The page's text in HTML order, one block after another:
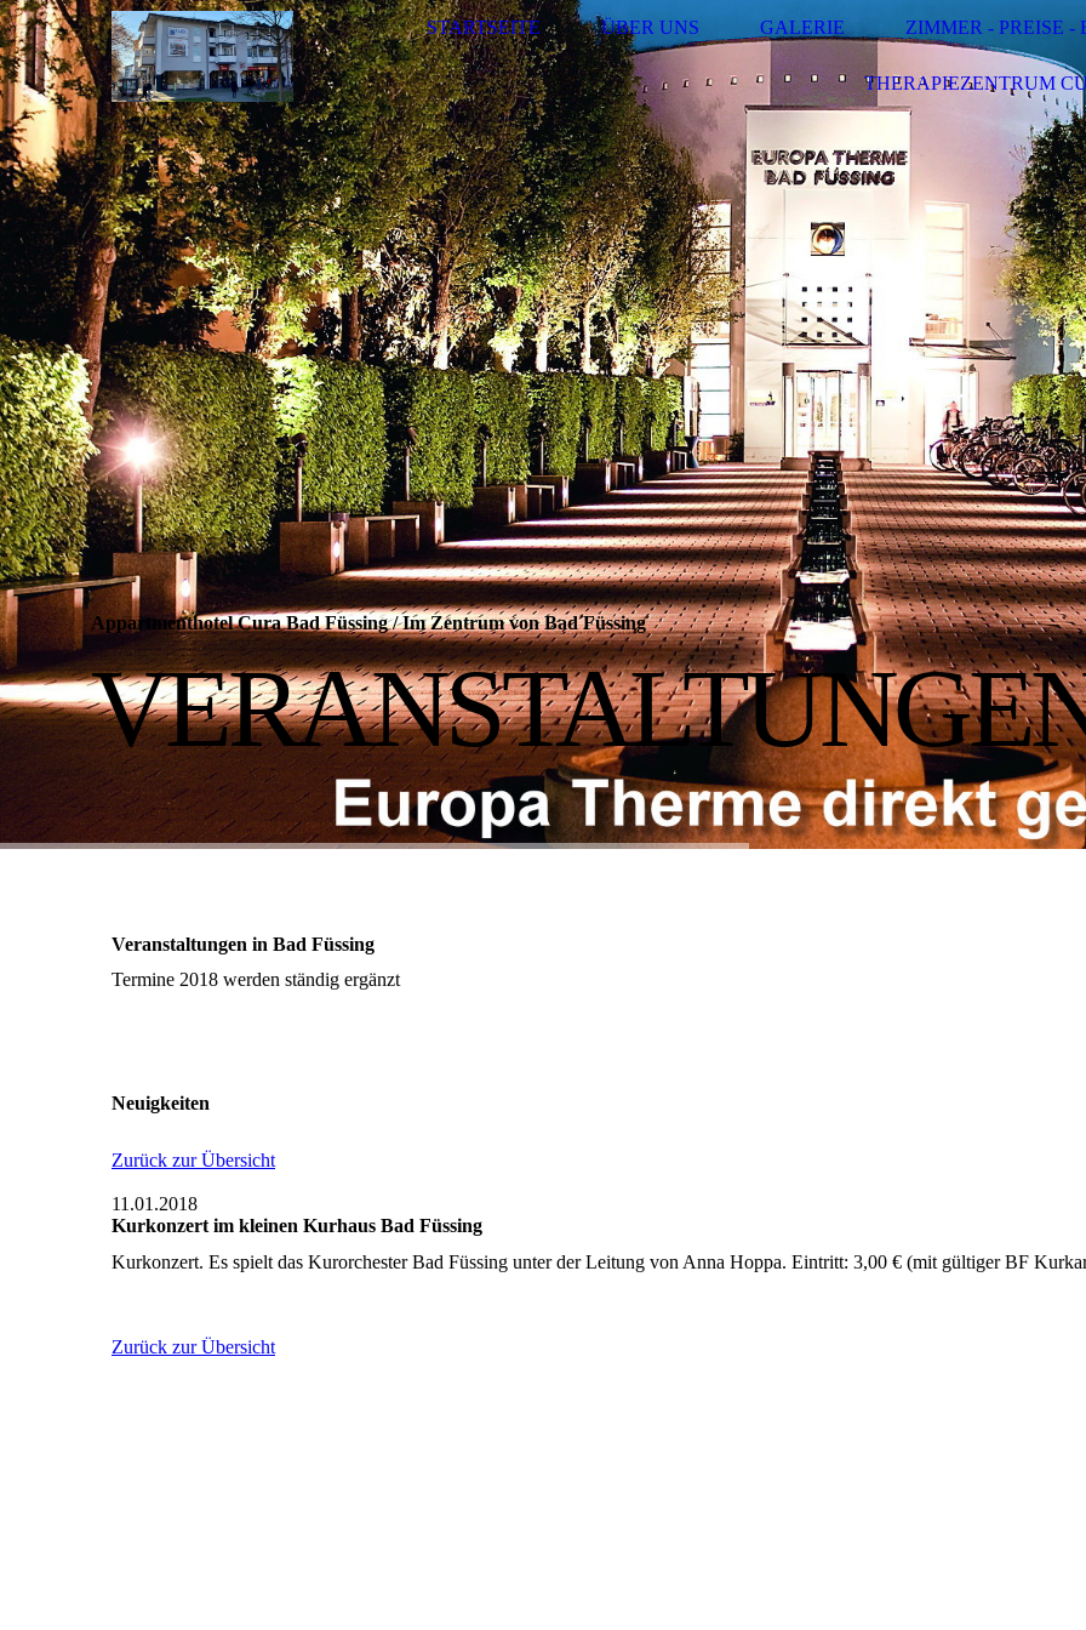
STARTSEITE ÜBER UNS GALERIE ZIMMER - PREISE -
THERAPIEZENTRUM
Appartmenthotel Cura Bad Füssing/Im Zentrum von Bad Füssing
Veranstaltungen in Bad Füssing
Termine 2018 werden ständig ergänzt
Neuigkeiten
Zurück zur Übersicht
11.01.2018
Kurkonzert im kleinen Kurhaus Bad Füssing
Kurkonzert. Es spielt das Kurorchester Bad Füssing unter der Leitung von Anna Hoppa. Eintritt: 3,00 € (mit gültiger BF
Zurück zur Übersicht